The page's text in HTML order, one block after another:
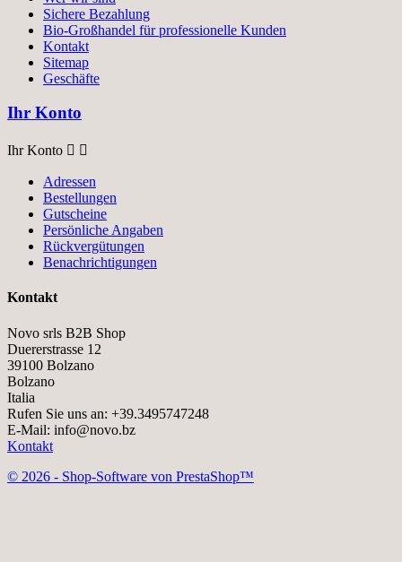
Sichere Bezahlung
Bio-Großhandel für professionelle Kunden
Kontakt
Sitemap
Geschäfte
Ihr Konto
Ihr Konto  
Adressen
Bestellungen
Gutscheine
Persönliche Angaben
Rückvergütungen
Benachrichtigungen
Kontakt
Novo srls B2B Shop
Duererstrasse 12
39100 Bolzano
Bolzano
Italia
Rufen Sie uns an: +39.3495747248
E-Mail: info@novo.bz
Kontakt
© 2026 - Shop-Software von PrestaShop™